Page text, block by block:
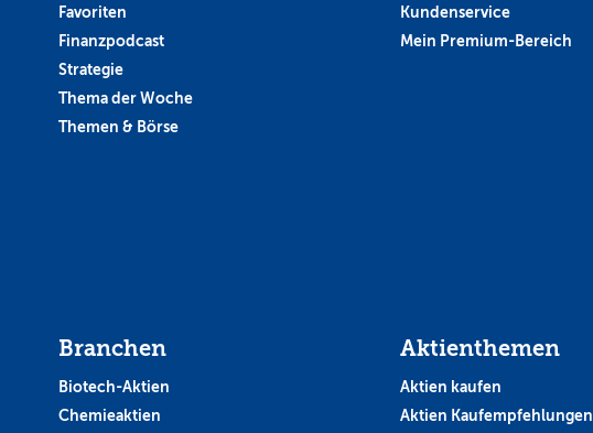
Favoriten
Finanzpodcast
Strategie
Thema der Woche
Themen & Börse
Kundenservice
Mein Premium-Bereich
Branchen
Biotech-Aktien
Chemieaktien
Aktienthemen
Aktien kaufen
Aktien Kaufempfehlungen